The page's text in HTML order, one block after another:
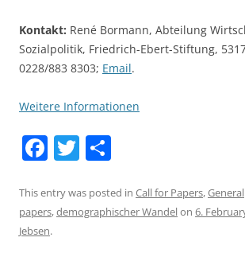
Kontakt: René Bormann, Abteilung
Sozialpolitik, Friedrich-Ebert-Stiftung,
0228/883 8303; Email.
Weitere Informationen
F
c
e
T
itt
er
ar
e
This entry was posted in Call for Papers,General
papers,demographischer Wandelon 6.
Jebsen.